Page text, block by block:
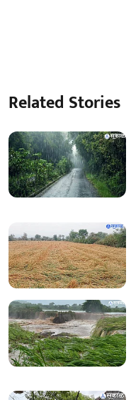
Related Stories